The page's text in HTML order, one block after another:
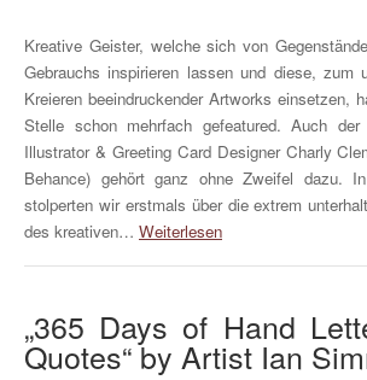
Kreative Geister, welche sich von
Gebrauchs inspirieren lassen und diese, zum
Kreieren beeindruckender Artworks einsetzen,
Stelle schon mehrfach gefeatured. Auch
Illustrator & Greeting Card Designer Charly
Behance) gehört ganz ohne Zweifel dazu.
stolperten wir erstmals über die extrem
des kreativen… Weiterlesen
„365 Days of Hand
Quotes“ by Artist Ian